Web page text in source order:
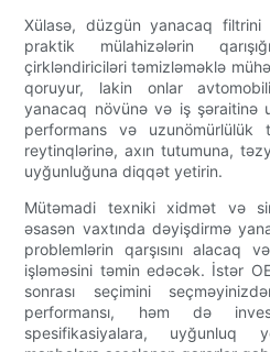
Xülasə, düzgün yanacaq filtrini
praktik mülahizələrin
çirkləndiriciləri təmizləməklə
qoruyur, lakin onlar
yanacaq növünə və iş şəraitinə
performans və
reytinqlərinə, axın tutumuna,
uyğunluğuna diqqət yetirin.
Mütəmadi texniki xidmət və
əsasən vaxtında dəyişdirmə
problemlərin qarşısını alacaq
işləməsini təmin edəcək. İstər
sonrası seçimini
performansı, həm də
spesifikasiyalara, uyğunluq